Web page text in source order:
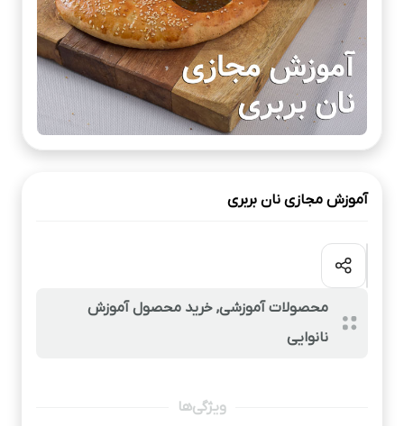
آموزش مجازی نان بربری
محصولات آموزشی, خرید محصول آموزش
نانوایی
ویژگی‌ها